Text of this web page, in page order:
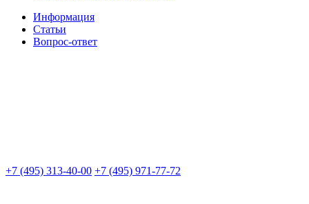
Информация
Статьи
Вопрос-ответ
+7 (495) 313-40-00 +7 (495) 971-77-72